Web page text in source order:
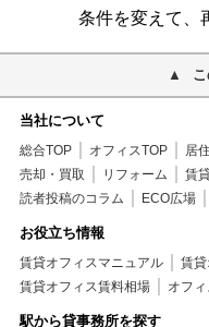
条件を変えて、
当社について
総合TOP オフィスTOP 居
売却・買取
リフォーム 賃
読者投稿のコラム
ECO広場
お役立ち情報
賃貸オフィスマニュアル
賃
賃貸オフィス賃料相場
オフ
駅から貸事務所を探す